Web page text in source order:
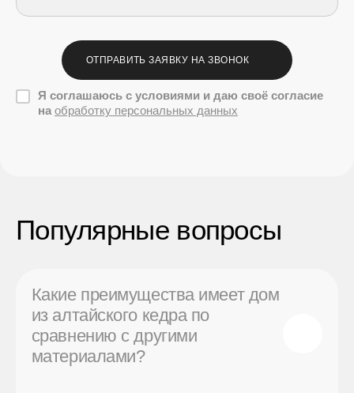
ОТПРАВИТЬ ЗАЯВКУ НА ЗВОНОК
Я соглашаюсь с условиями и даю своё согласие
на обработку персональных данных
Популярные вопросы
Какие преимущества имеет дом
из алтайского кедра по
сравнению с другими
материалами?